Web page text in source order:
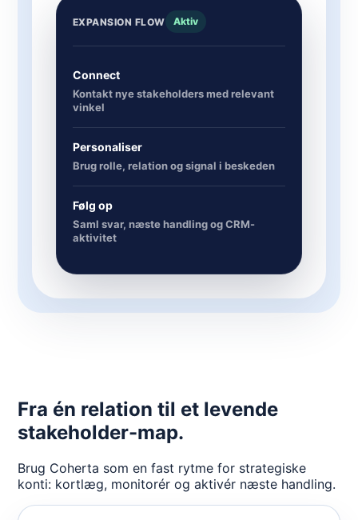
EXPANSION FLOW Aktiv
Connect
Kontakt nye stakeholders med relevant
vinkel
Personaliser
Brug rolle, relation og signal i beskeden
Følg op
Saml svar, næste handling og CRM-
aktivitet
Fra én relation til et levende
stakeholder-map.
Brug Coherta som en fast rytme for strategiske
konti: kortlæg, monitorér og aktivér næste handling.